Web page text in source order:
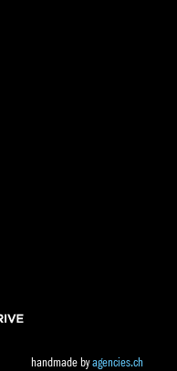
handmade byagencies.ch